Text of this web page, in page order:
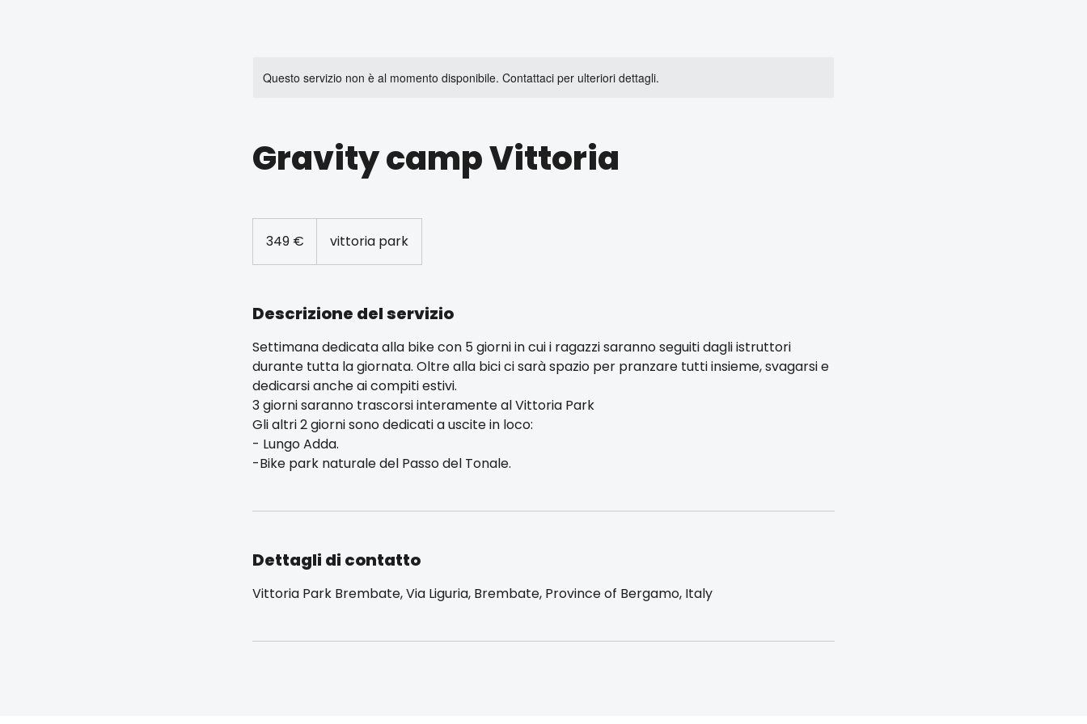
Questo servizio non è al momento disponibile. Contattaci per ulteriori dettagli.
Gravity camp Vittoria
349 € vittoria park
Descrizione del servizio
Settimana dedicata alla bike con 5 giorni in cui i ragazzi saranno seguiti dagli istruttori
durante tutta la giornata. Oltre alla bici ci sarà spazio per pranzare tutti insieme, svagarsi e
dedicarsi anche ai compiti estivi.
3 giorni saranno trascorsi interamente al Vittoria Park
Gli altri 2 giorni sono dedicati a uscite in loco:
- Lungo Adda.
-Bike park naturale del Passo del Tonale.
Dettagli di contatto
Vittoria Park Brembate, Via Liguria, Brembate, Province of Bergamo, Italy